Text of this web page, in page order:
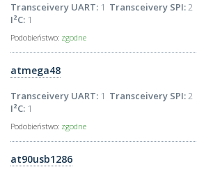
Transceivery UART: 1 Transceivery SPI:2
I²C: 1
Podobieństwo: zgodne
atmega48
Transceivery UART: 1 Transceivery SPI:2
I²C: 1
Podobieństwo: zgodne
at90usb1286